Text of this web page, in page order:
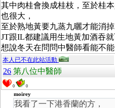
其中肉桂會換成桂枝，至於桂
也很大，
至於熟地黃要九蒸九曬才能消
JT跟IL都建議用生地黃加酒吞
想說冬天在問問中醫師看能不
本人已不在此站活動
26 第八位中醫師
0 0
moirey
我看了一下港香蘭的方，